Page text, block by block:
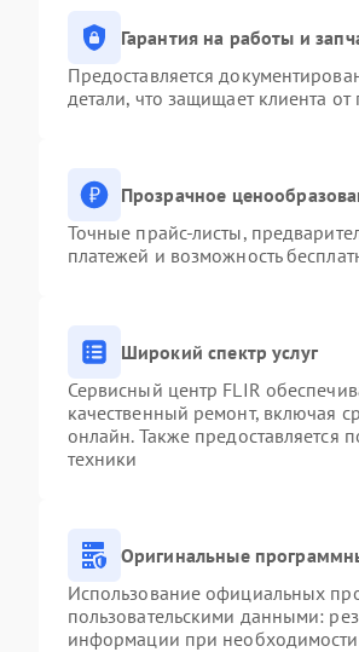
Гарантия на работы и
Предоставляется
детали, что защищает клиента
Прозрачное
Точные прайс-листы,
платежей и возможность
Широкий спектр услуг
Сервисный центр FLIR
качественный ремонт, включая
онлайн. Также предоставляется
техники
Оригинальные
Использование официальных
пользовательскими данными:
информации при необходимости